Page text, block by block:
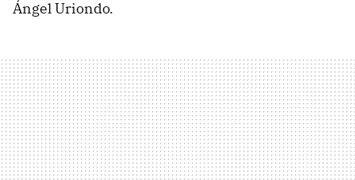
Ángel Uriondo.